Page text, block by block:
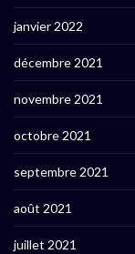
janvier 2022
décembre 2021
novembre 2021
octobre 2021
septembre 2021
août 2021
juillet 2021